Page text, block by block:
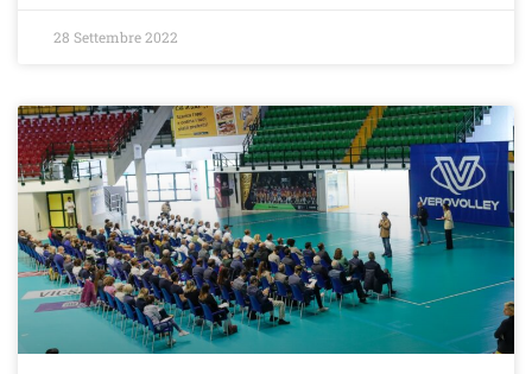
28 Settembre 2022